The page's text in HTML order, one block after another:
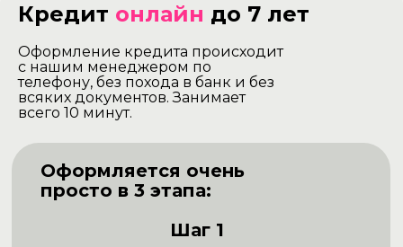
Кредит онлайн до 7 лет
Оформляется очень
просто в 3 этапа:
Шаг 1
Оформление кредита происходит
с нашим менеджером по
телефону, без похода в банк и без
всяких документов. Занимает
всего 10 минут.